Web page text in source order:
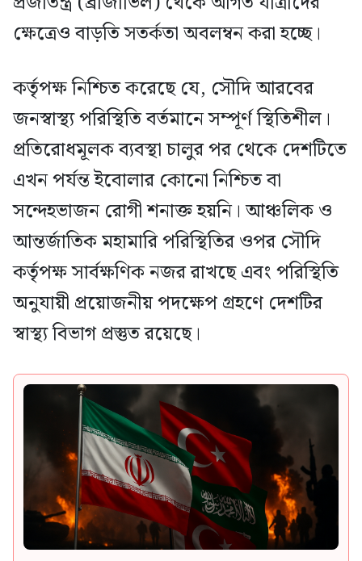
ক্ষেত্রেও বাড়তি সতর্কতা অবলম্বন করা হচ্ছে।
কর্তৃপক্ষ নিশ্চিত করেছে যে, সৌদি আরবের
জনস্বাস্থ্য পরিস্থিতি বর্তমানে সম্পূর্ণ স্থিতিশীল।
প্রতিরোধমূলক ব্যবস্থা চালুর পর থেকে দেশটিতে
এখন পর্যন্ত ইবোলার কোনো নিশ্চিত বা
সন্দেহভাজন রোগী শনাক্ত হয়নি। আঞ্চলিক ও
আন্তর্জাতিক মহামারি পরিস্থিতির ওপর সৌদি
কর্তৃপক্ষ সার্বক্ষণিক নজর রাখছে এবং পরিস্থিতি
অনুযায়ী প্রয়োজনীয় পদক্ষেপ গ্রহণে দেশটির
স্বাস্থ্য বিভাগ প্রস্তুত রয়েছে।